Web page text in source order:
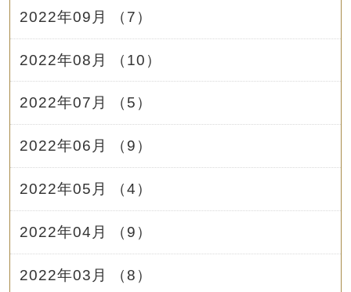
2022年09月 （7）
2022年08月 （10）
2022年07月 （5）
2022年06月 （9）
2022年05月 （4）
2022年04月 （9）
2022年03月 （8）